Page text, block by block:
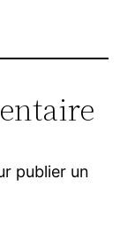
publier un